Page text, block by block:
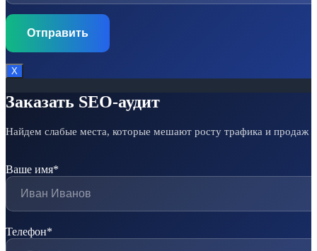
Х
Заказать SEO-аудит
Найдем слабые места, которые мешают росту трафика и продаж
Ваше имя*
Телефон*